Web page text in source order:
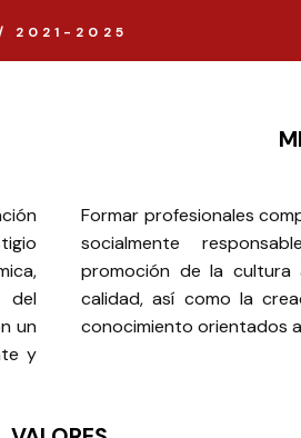
/ 2021-2025
del
un
y
Formar profesionales
socialmente
promoción de la cultura
calidad, así como la
conocimiento orientados